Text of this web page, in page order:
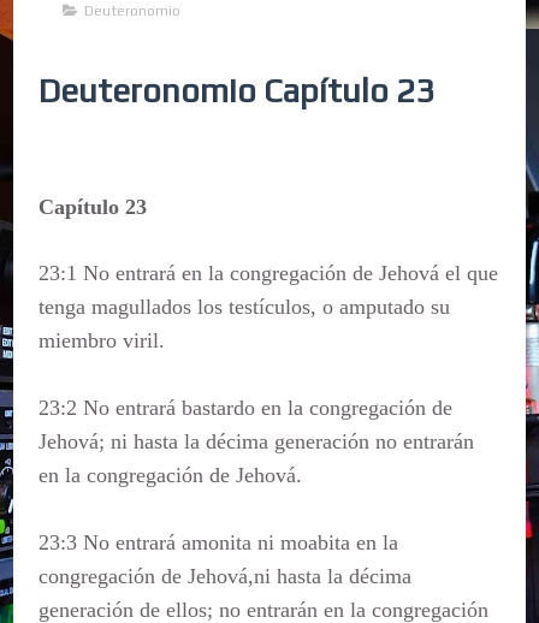
Deuteronomio
Deuteronomio Capítulo 23
Capítulo 23
23:1 No entrará en la congregación de Jehová el que
tenga magullados los testículos, o amputado su
miembro viril.
23:2 No entrará bastardo en la congregación de
Jehová; ni hasta la décima generación no entrarán
en la congregación de Jehová.
23:3 No entrará amonita ni moabita en la
congregación de Jehová,ni hasta la décima
generación de ellos; no entrarán en la congregación